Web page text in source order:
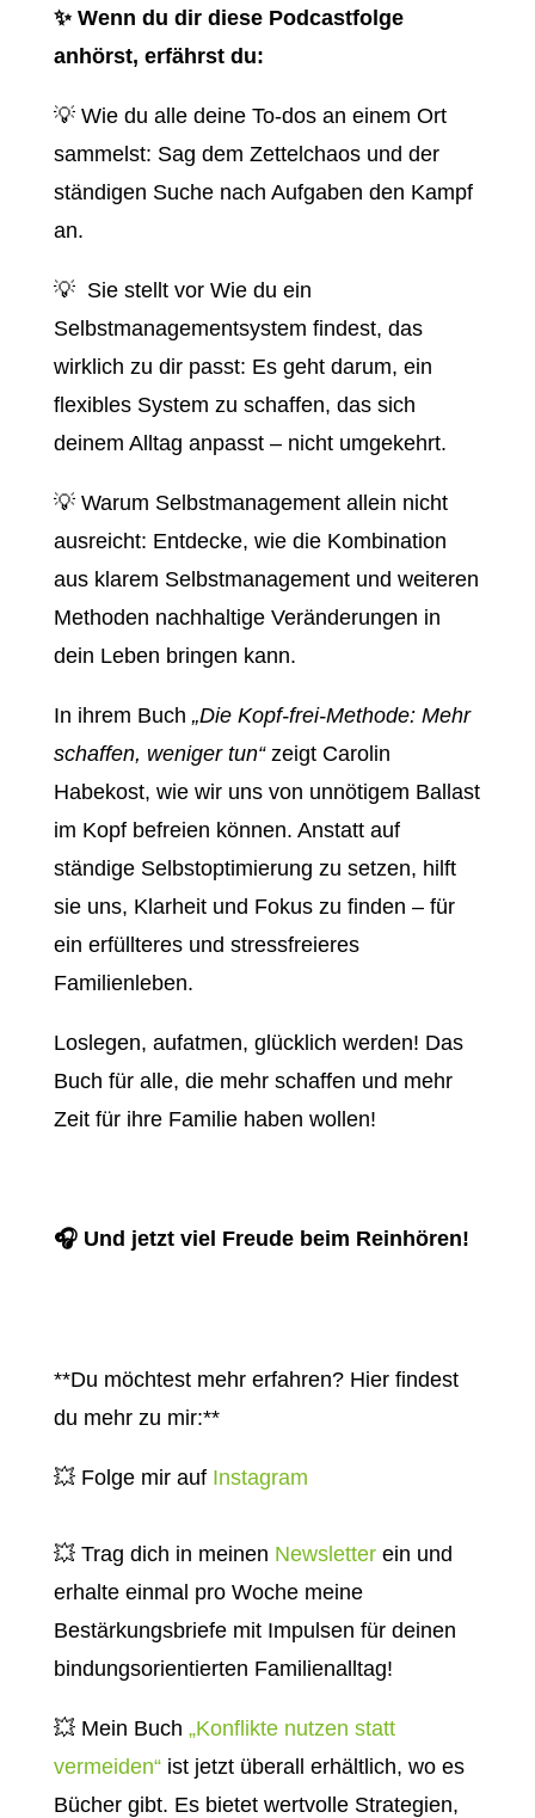
✨ Wenn du dir diese Podcastfolge
anhörst, erfährst du:
💡 Wie du alle deine To-dos an einem Ort
sammelst: Sag dem Zettelchaos und der
ständigen Suche nach Aufgaben den Kampf
an.
💡 Sie stellt vor Wie du ein
Selbstmanagementsystem findest, das
wirklich zu dir passt: Es geht darum, ein
flexibles System zu schaffen, das sich
deinem Alltag anpasst – nicht umgekehrt.
💡 Warum Selbstmanagement allein nicht
ausreicht: Entdecke, wie die Kombination
aus klarem Selbstmanagement und weiteren
Methoden nachhaltige Veränderungen in
dein Leben bringen kann.
In ihrem Buch „Die Kopf-frei-Methode: Mehr
schaffen, weniger tun“zeigt Carolin
Habekost, wie wir uns von unnötigem Ballast
im Kopf befreien können. Anstatt auf
ständige Selbstoptimierung zu setzen, hilft
sie uns, Klarheit und Fokus zu finden – für
ein erfüllteres und stressfreieres
Familienleben.
Loslegen, aufatmen, glücklich werden! Das
Buch für alle, die mehr schaffen und mehr
Zeit für ihre Familie haben wollen!
🎧 Und jetzt viel Freude beim Reinhören!
**Du möchtest mehr erfahren? Hier findest
du mehr zu mir:**
💥 Folge mir auf Instagram
💥 Trag dich in meinen Newsletterein und
erhalte einmal pro Woche meine
Bestärkungsbriefe mit Impulsen für deinen
bindungsorientierten Familienalltag!
💥 Mein Buch „Konflikte nutzen statt
vermeiden“ist jetzt überall erhältlich, wo es
Bücher gibt. Es bietet wertvolle Strategien,